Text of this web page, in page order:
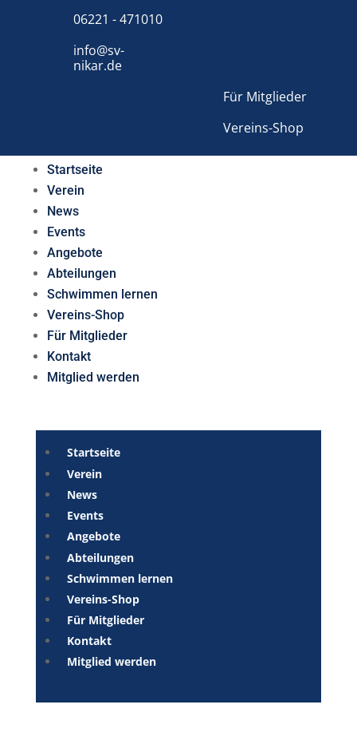
06221 - 471010
info@sv-
nikar.de
Für Mitglieder
Vereins-Shop
Startseite
Verein
News
Events
Angebote
Abteilungen
Schwimmen lernen
Vereins-Shop
Für Mitglieder
Kontakt
Mitglied werden
Startseite
Verein
News
Events
Angebote
Abteilungen
Schwimmen lernen
Vereins-Shop
Für Mitglieder
Kontakt
Mitglied werden